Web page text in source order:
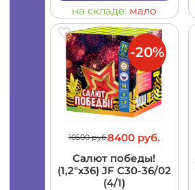
на складе: мало
10500 руб.8400 руб.
Салют победы!
(1,2"х36) JF C30-36/02
(4/1)
-20%